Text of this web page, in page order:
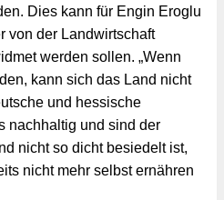
Dies kann für Engin Eroglu
von der Landwirtschaft
werden sollen. „Wenn
kann sich das Land nicht
und hessische
nachhaltig und sind der
nicht so dicht besiedelt ist,
nicht mehr selbst ernähren